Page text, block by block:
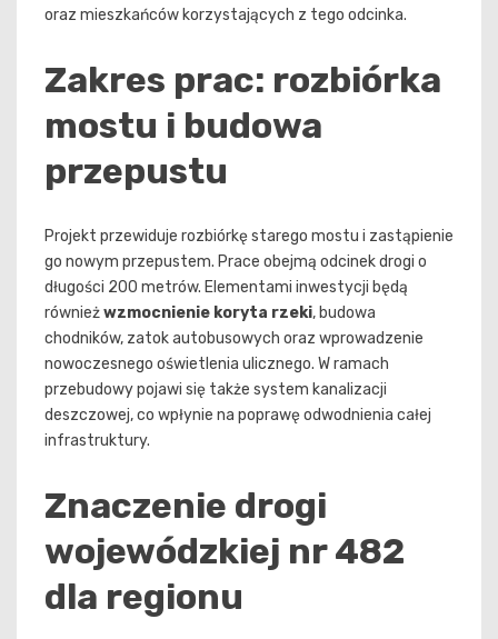
oraz mieszkańców korzystających z tego odcinka.
Zakres prac: rozbiórka
mostu i budowa
przepustu
Projekt przewiduje rozbiórkę starego mostu i zastąpienie
go nowym przepustem. Prace obejmą odcinek drogi o
długości 200 metrów. Elementami inwestycji będą
równieżwzmocnienie koryta rzeki, budowa
chodników, zatok autobusowych oraz wprowadzenie
nowoczesnego oświetlenia ulicznego. W ramach
przebudowy pojawi się także system kanalizacji
deszczowej, co wpłynie na poprawę odwodnienia całej
infrastruktury.
Znaczenie drogi
wojewódzkiej nr 482
dla regionu